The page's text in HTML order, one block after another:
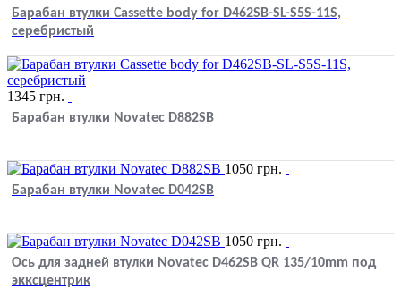
Барабан втулки Cassette body for D462SB-SL-S5S-11S,
серебристый
1345 грн.
Барабан втулки Novatec D882SB
1050 грн.
Барабан втулки Novatec D042SB
1050 грн.
Ось для задней втулки Novatec D462SB QR 135/10mm под
экксцентрик